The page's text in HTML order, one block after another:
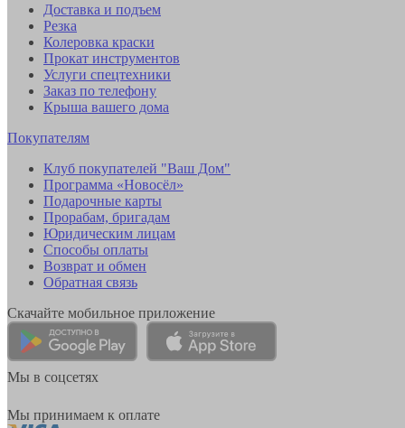
Доставка и подъем
Резка
Колеровка краски
Прокат инструментов
Услуги спецтехники
Заказ по телефону
Крыша вашего дома
Покупателям
Клуб покупателей "Ваш Дом"
Программа «Новосёл»
Подарочные карты
Прорабам, бригадам
Юридическим лицам
Способы оплаты
Возврат и обмен
Обратная связь
Скачайте мобильное приложение
Мы в соцсетях
Мы принимаем к оплате